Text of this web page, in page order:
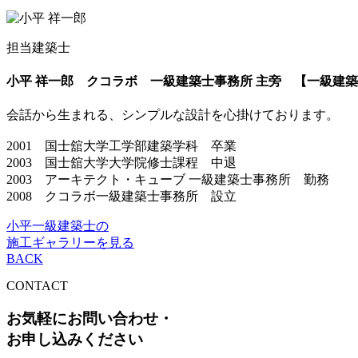
担当建築士
小平 祥一郎 クコラボ 一級建築士事務所 主旁 【一級建
会話から生まれる、シンプルな設計を心掛けております。
2001 国士舘大学工学部建築学科 卒業
2003 国士舘大学大学院修士課程 中退
2003 アーキテクト・キューブ 一級建築士事務所 勤務
2008 クコラボ一級建築士事務所 設立
小平一級建築士の
施工ギャラリーを見る
BACK
CONTACT
お気軽にお問い合わせ・
お申し込みください